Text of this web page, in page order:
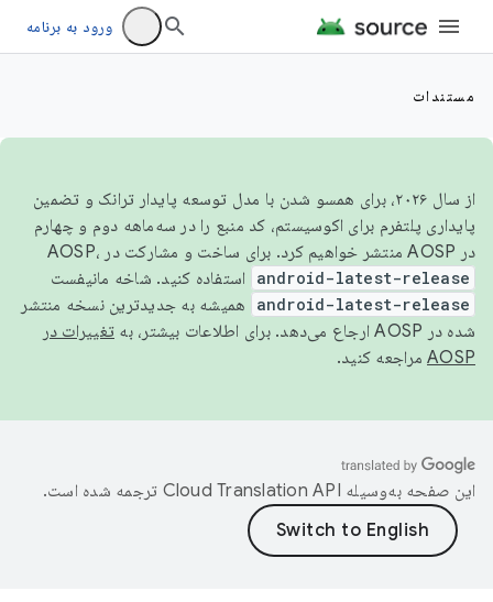
ورود به برنامه
مستندات
از سال ۲۰۲۶، برای همسو شدن با مدل توسعه پایدار ترانک و تضمین
پایداری پلتفرم برای اکوسیستم، کد منبع را در سه‌ماهه دوم و چهارم
در AOSP منتشر خواهیم کرد. برای ساخت و مشارکت در AOSP،
android-latest-release استفاده کنید. شاخه مانیفست
android-latest-release
همیشه به جدیدترین نسخه منتشر
شده در AOSP ارجاع می‌دهد. برای اطلاعات بیشتر، به
تغییرات در
AOSP مراجعه کنید.
این صفحه به‌وسیله ترجمه شده است.